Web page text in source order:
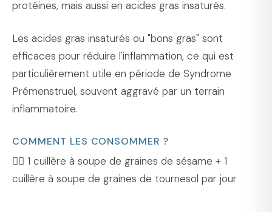
protéines, mais aussi en acides gras insaturés.
Les acides gras insaturés ou "bons gras" sont
efficaces pour réduire l'inflammation, ce qui est
particulièrement utile en période de Syndrome
Prémenstruel, souvent aggravé par un terrain
inflammatoire.
COMMENT LES CONSOMMER ?
👉🏻 1 cuillère à soupe de graines de sésame + 1
cuillère à soupe de graines de tournesol par jour